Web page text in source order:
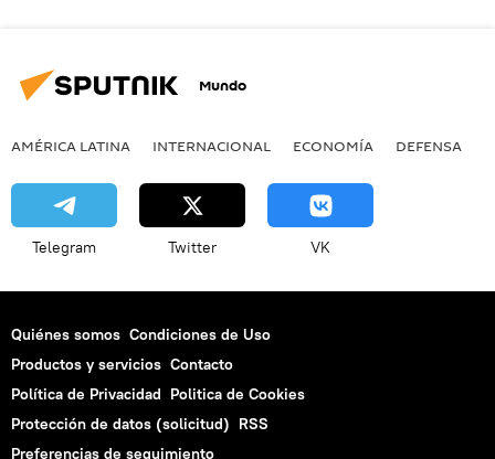
Mundo
AMÉRICA LATINA INTERNACIONAL ECONOMÍA DEFENSA
Telegram Twitter VK
Quiénes somos Condiciones de Uso
Productos y servicios Contacto
Política de Privacidad Politica de Cookies
Protección de datos (solicitud) RSS
Preferencias de seguimiento